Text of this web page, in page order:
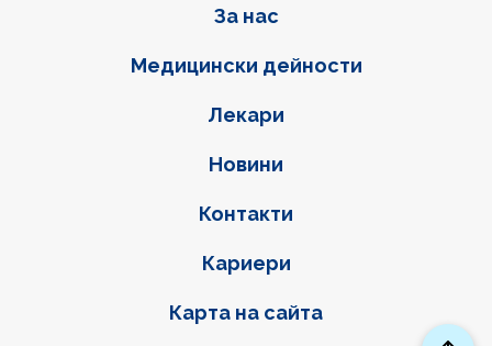
Фуутер навигация
За нас
Медицински дейности
Лекари
Новини
Контакти
Кариери
Карта на сайта